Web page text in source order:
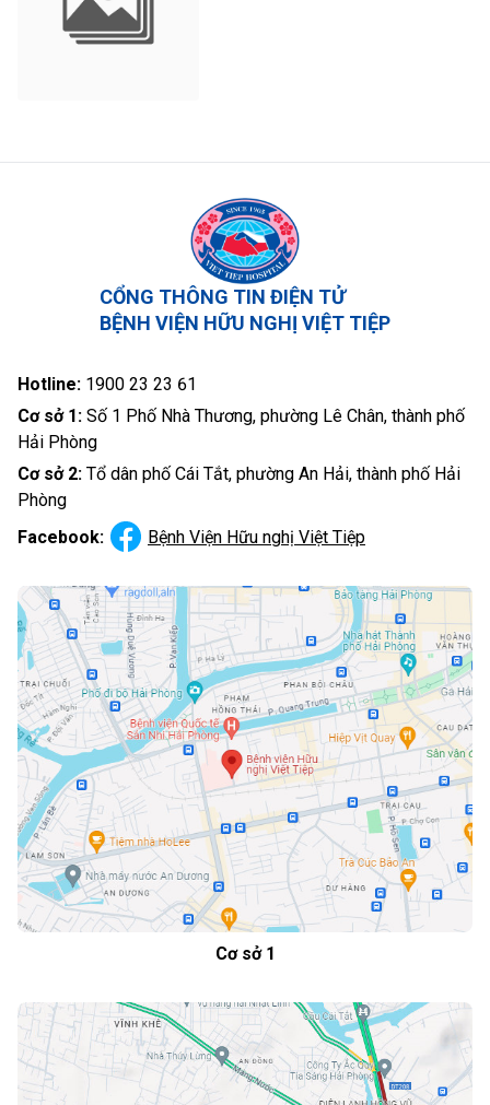
CỔNG THÔNG TIN ĐIỆN TỬ
BỆNH VIỆN HỮU NGHỊ VIỆT TIỆP
Hotline: 1900 23 23 61
Cơ sở 1: Số 1 Phố Nhà Thương, phường Lê Chân, thành phố
Hải Phòng
Cơ sở 2: Tổ dân phố Cái Tắt, phường An Hải, thành phố Hải
Phòng
Facebook:
Bệnh Viện Hữu nghị Việt Tiệp
Cơ sở 1